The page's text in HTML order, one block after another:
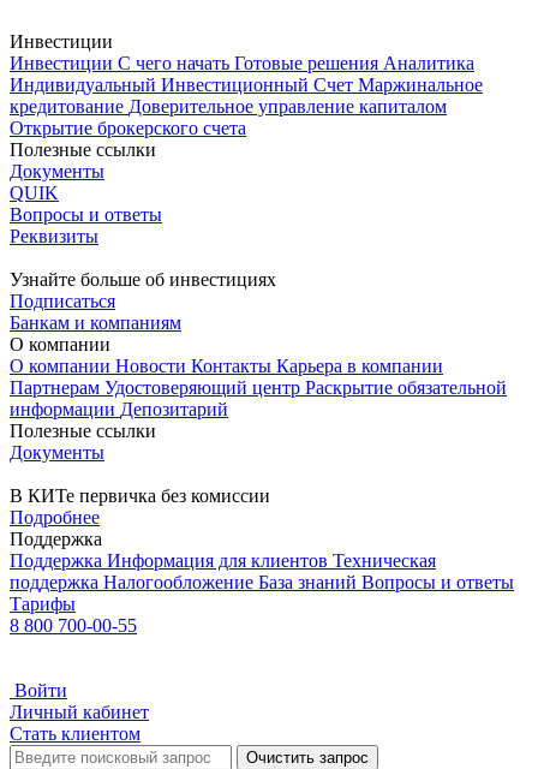
Инвестиции
Инвестиции С чего начать Готовые решения Аналитика
Индивидуальный Инвестиционный Счет Маржинальное
кредитование Доверительное управление капиталом
Открытие брокерского счета
Полезные ссылки
Документы
QUIK
Вопросы и ответы
Реквизиты
Узнайте больше об инвестициях
Подписаться
Банкам и компаниям
О компании
О компании Новости Контакты Карьера в компании
Партнерам Удостоверяющий центр Раскрытие обязательной
информации Депозитарий
Полезные ссылки
Документы
В КИТе первичка без комиссии
Подробнее
Поддержка
Поддержка Информация для клиентов Техническая
поддержка Налогообложение База знаний Вопросы и ответы
Тарифы
8 800 700-00-55
Войти
Личный кабинет
Стать клиентом
Очистить запрос